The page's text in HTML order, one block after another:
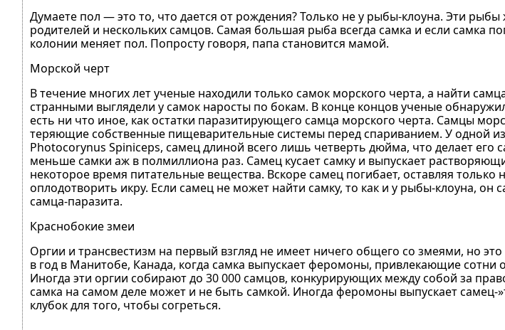
Думаете пол — это то, что дается от рождения? Только не у рыбы-клоуна. Эти
родителей и нескольких самцов. Самая большая рыба всегда самка и если самка
колонии меняет пол. Попросту говоря, папа становится мамой.
Морской черт
В течение многих лет ученые находили только самок морского черта, а найти
странными выглядели у самок наросты по бокам. В конце концов ученые
есть ни что иное, как остатки паразитирующего самца морского черта. Самцы
теряющие собственные пищеварительные системы перед спариванием. У одной
Photocorynus Spiniceps, самец длиной всего лишь четверть дюйма, что делает
меньше самки аж в полмиллиона раз. Самец кусает самку и выпускает
некоторое время питательные вещества. Вскоре самец погибает, оставляя только
оплодотворить икру. Если самец не может найти самку, то как и у рыбы-клоуна, он
самца-паразита.
Краснобокие змеи
Оргии и трансвестизм на первый взгляд не имеет ничего общего со змеями, но
в год в Манитобе, Канада, когда самка выпускает феромоны, привлекающие сотни
Иногда эти оргии собирают до 30 000 самцов, конкурирующих между собой за
самка на самом деле может и не быть самкой. Иногда феромоны выпускает самец-
клубок для того, чтобы согреться.